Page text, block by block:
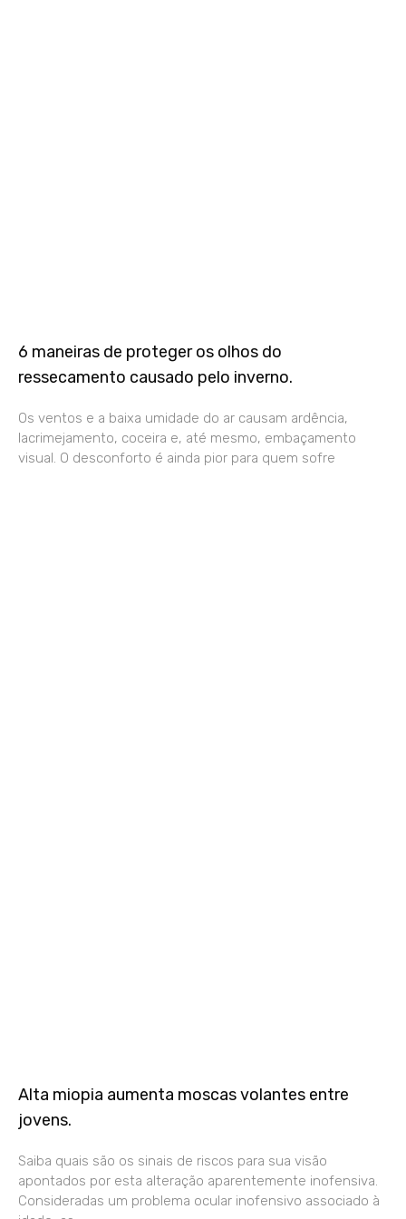
6 maneiras de proteger os olhos do
ressecamento causado pelo inverno.
Os ventos e a baixa umidade do ar causam ardência,
lacrimejamento, coceira e, até mesmo, embaçamento
visual. O desconforto é ainda pior para quem sofre
Alta miopia aumenta moscas volantes entre
jovens.
Saiba quais são os sinais de riscos para sua visão
apontados por esta alteração aparentemente inofensiva.
Consideradas um problema ocular inofensivo associado à